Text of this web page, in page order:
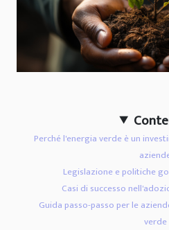
Perché l'energia verde è un
Legislazione e politiche
Casi di successo
Guida passo-passo per le
verde